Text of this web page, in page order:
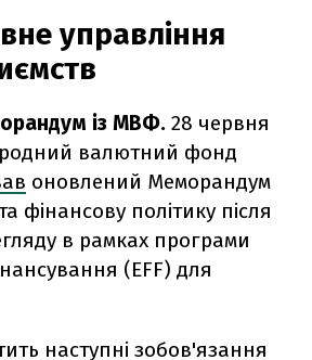
управління
із МВФ. 28 червня
валютний фонд
оновлений Меморандум
фінансову політику після
в рамках програми
(EFF) для
наступні зобов'язання